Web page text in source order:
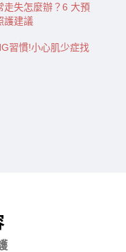
走失怎麼辦？6 大預
護建議
習慣!小心肌少症找